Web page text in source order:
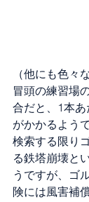
（他にも色々
冒頭の練習場
合だと、1本
がかかるよう
検索する限り
る鉄塔崩壊と
うですが、ゴ
険には風害補